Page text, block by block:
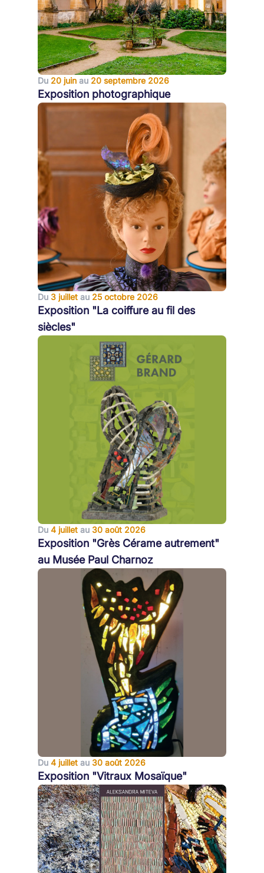
Du 20 juin au 20 septembre 2026
Exposition photographique
Du 3 juillet au 25 octobre 2026
Exposition "La coiffure au fil des
siècles"
Du 4 juillet au 30 août 2026
Exposition "Grès Cérame autrement"
au Musée Paul Charnoz
Du 4 juillet au 30 août 2026
Exposition "Vitraux Mosaïque"